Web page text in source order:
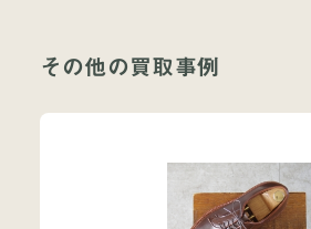
よくあるご質問
その他の買取事例